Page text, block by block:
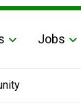
Jobs